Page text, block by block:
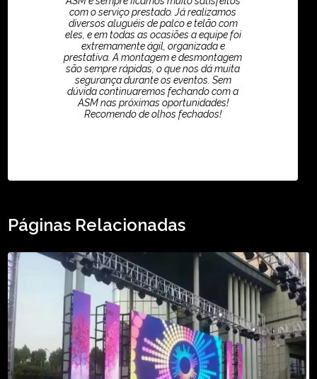
com o serviço prestado. Já realizamos
diversos aluguéis de palco e telão com
eles, e em todas as ocasiões a equipe foi
extremamente ágil, organizada e
prestativa. A montagem e desmontagem
são sempre rápidas, o que nos dá muita
segurança durante os eventos. Sem
dúvida continuaremos fechando com a
ASM nas próximas oportunidades!
Recomendo de olhos fechados!
Páginas Relacionadas